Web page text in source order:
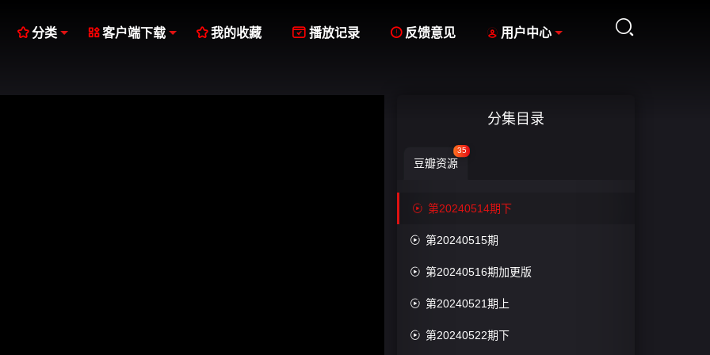

分类 客户端下载 我的收藏  播放记录  反馈意见  用户中心
分集目录
豆瓣资源
35
 第20240514期下
 第20240515期
 第20240516期加更版
 第20240521期上
 第20240522期下